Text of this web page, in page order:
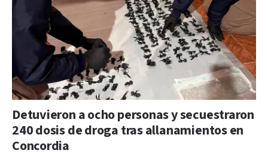
Detuvieron a ocho personas y secuestraron
240 dosis de droga tras allanamientos en
Concordia